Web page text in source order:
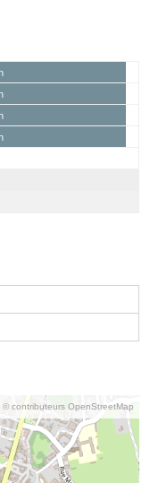
© contributeurs OpenStreetMap